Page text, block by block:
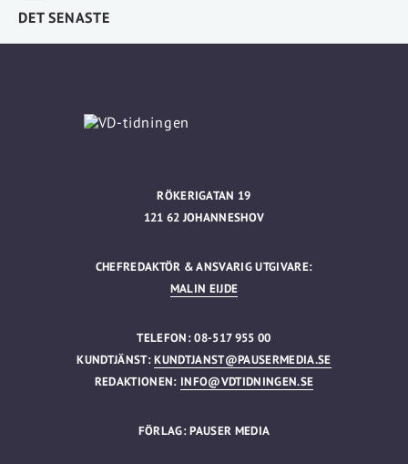
DET SENASTE
RÖKERIGATAN 19
121 62 JOHANNESHOV
CHEFREDAKTÖR & ANSVARIG UTGIVARE:
MALIN EIJDE
TELEFON: 08-517 955 00
KUNDTJÄNST:KUNDTJANST@PAUSERMEDIA.SE
REDAKTIONEN: INFO@VDTIDNINGEN.SE
FÖRLAG: PAUSER MEDIA